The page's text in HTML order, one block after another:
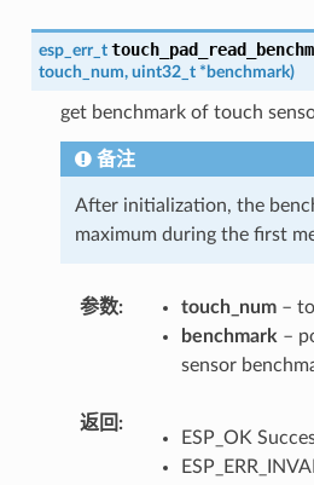
esp_err_t
touch_num, uint32_t * benchmark)
get benchmark of touch
备注
After initialization, the
maximum during the first
参数 touch_num–
benchmark –
sensor
返回
ESP_OK